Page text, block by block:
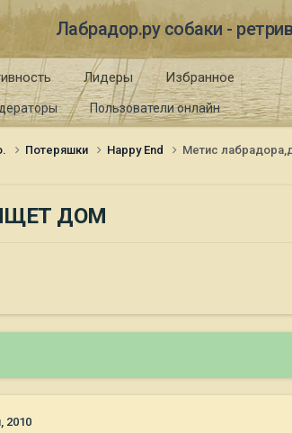
Лабрадор.ру собаки -
Пользователи онлайн
Лидеры Избранное
Потеряшки Happy End Метис
ИЩЕТ ДОМ
2010